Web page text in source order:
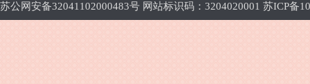
苏公网安备32041102000483号 网站标识码：3204020001 苏ICP备